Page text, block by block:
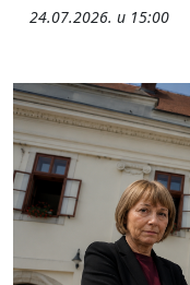
24.07.2026. u 15:00